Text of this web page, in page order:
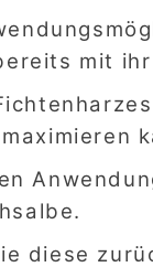
mit
diese